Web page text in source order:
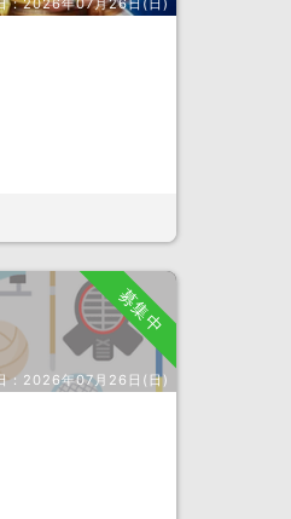
：2026年07月26日(日)
募集中
： 2026年07月26日(日)